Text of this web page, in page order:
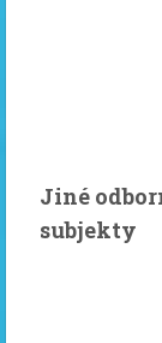
Jiné
subjekty